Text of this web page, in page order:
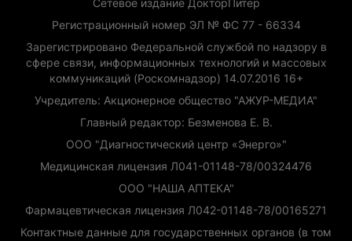
Сетевое издание ДокторПитер
Регистрационный номер ЭЛ № ФС 77 - 66334
Зарегистрировано Федеральной службой по надзору в
сфере связи, информационных технологий и массовых
коммуникаций (Роскомнадзор) 14.07.2016 16+
Учредитель: Акционерное общество "АЖУР-МЕДИА"
Главный редактор: Безменова Е. В.
ООО "Диагностический центр «Энерго»"
Медицинская лицензия Л041-01148-78/00324476
ООО "НАША АПТЕКА"
Фармацевтическая лицензия Л042-01148-78/00165271
Контактные данные для государственных органов (в том